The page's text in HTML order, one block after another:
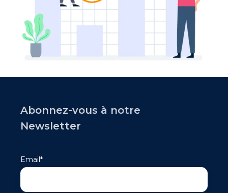
Abonnez-vous à notre
Newsletter
Email *